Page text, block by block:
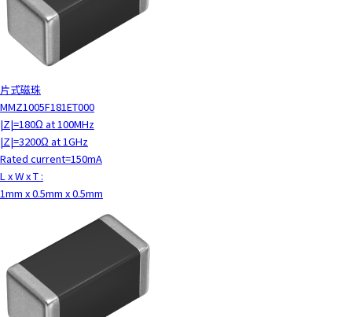
片式磁珠
MMZ1005F181ET000
|Z|=180Ω at 100MHz
|Z|=3200Ω at 1GHz
Rated current=150mA
L x W x T :
1mm x 0.5mm x 0.5mm